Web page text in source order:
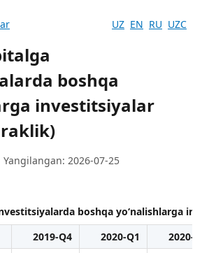
UZ EN RU UZC
boshqa
investitsiyalar
Yangilangan: 2026-07-25
boshqa yo‘nalishlarga
2019-Q4 2020-Q1
2020-Q2